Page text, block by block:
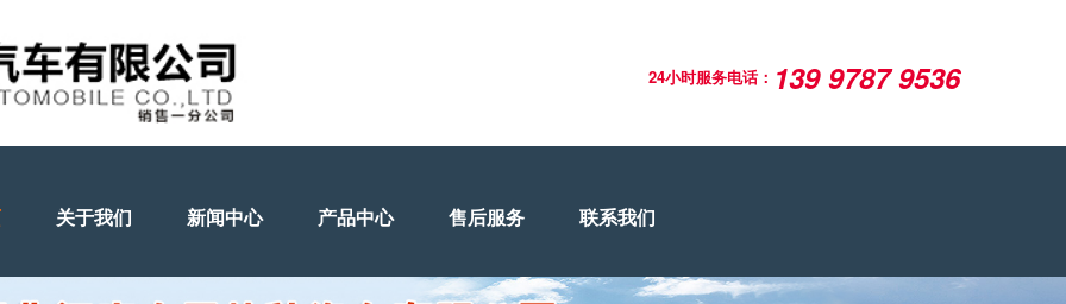
24小时服务电话： 139 9787 9536
关于我们 新闻中心 产品中心 售后服务 联系我们